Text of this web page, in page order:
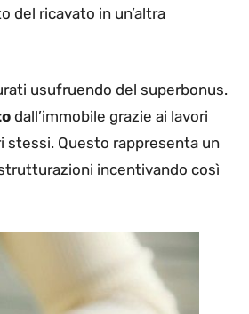
del ricavato in un’altra
usufruendo del superbonus.
dall’immobile grazie ai lavori
stessi. Questo rappresenta un
incentivando così